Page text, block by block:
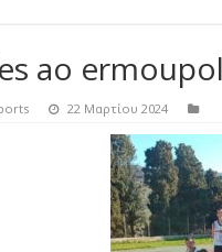
ao
22 Μαρτίου 2024